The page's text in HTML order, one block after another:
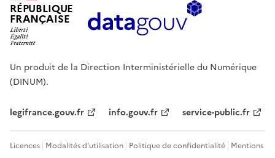
RÉPUBLIQUE
FRANÇAISE
Un produit de la Direction Interministérielle du Numérique
(DINUM).
legifrance.gouv.fr info.gouv.fr service-public.fr
Licences Modalités d'utilisation Politique de confidentialité Mentions